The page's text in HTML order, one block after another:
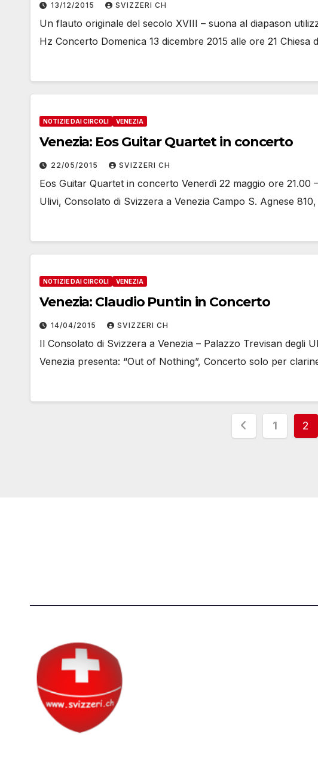
13/12/2015 SVIZZERI CH
Un flauto originale del secolo XVIII – suona al diapason
Hz Concerto Domenica 13 dicembre 2015 alle ore 21 Chiesa
NOTIZIE DAI CIRCOLI VENEZIA
Venezia: Eos Guitar Quartet in concerto
22/05/2015 SVIZZERI CH
Eos Guitar Quartet in concerto Venerdì 22 maggio ore 21.00
Ulivi, Consolato di Svizzera a Venezia Campo S. Agnese
NOTIZIE DAI CIRCOLI VENEZIA
Venezia: Claudio Puntin in Concerto
14/04/2015 SVIZZERI CH
Il Consolato di Svizzera a Venezia – Palazzo Trevisan degli
Venezia presenta: “Out of Nothing”, Concerto solo per
1 2